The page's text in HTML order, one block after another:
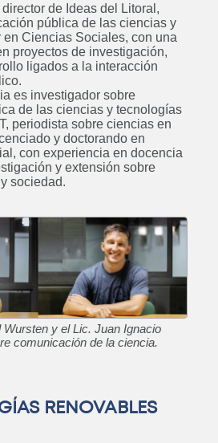
de Ideas del Litoral,
pública de las ciencias y
Ciencias Sociales, con una
proyectos de investigación,
ligados a la interacción
es investigador sobre
de las ciencias y tecnologías
periodista sobre ciencias en
y doctorando en
con experiencia en docencia
y extensión sobre
sociedad.
Wursten y el Lic. Juan Ignacio
comunicación de la ciencia.
RENOVABLES